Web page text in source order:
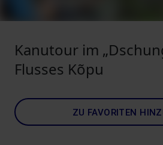
Kanutour im
Flusses Kõpu
ZU FAVORITEN